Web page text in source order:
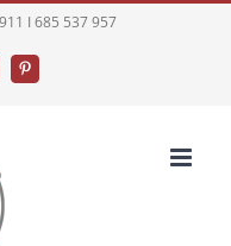
I 685 537 957
Pinterest